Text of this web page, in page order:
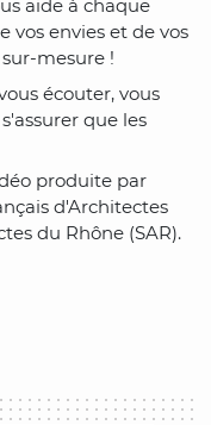
aide à chaque
vos envies et de vos
mesure !
écouter, vous
que les
produite par
d'Architectes
du Rhône (SAR).